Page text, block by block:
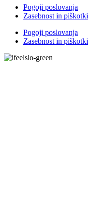
Pogoji poslovanja
Zasebnost in piškotki
Pogoji poslovanja
Zasebnost in piškotki